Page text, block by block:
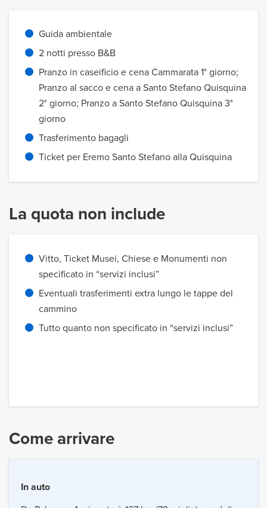
Guida ambientale
2 notti presso B&B
Pranzo in caseificio e cena Cammarata 1° giorno;
Pranzo al sacco e cena a Santo Stefano Quisquina
2° giorno; Pranzo a Santo Stefano Quisquina 3°
giorno
Trasferimento bagagli
Ticket per Eremo Santo Stefano alla Quisquina
La quota non include
Vitto, Ticket Musei, Chiese e Monumenti non
specificato in “servizi inclusi”
Eventuali trasferimenti extra lungo le tappe del
cammino
Tutto quanto non specificato in “servizi inclusi”
Come arrivare
In auto